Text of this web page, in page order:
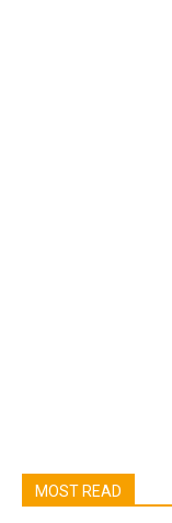
MOST READ